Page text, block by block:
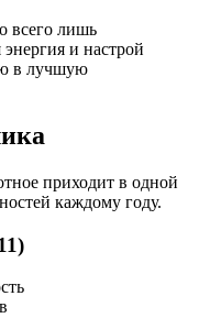
всего лишь
и настрой
в лучшую
приходит в одной
каждому году.